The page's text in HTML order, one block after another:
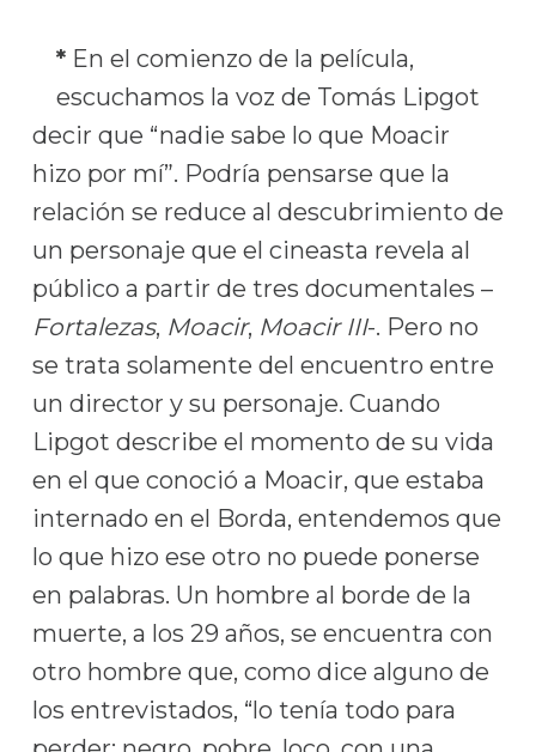
*En el comienzo de la película,
escuchamos la voz de Tomás Lipgot
decir que “nadie sabe lo que Moacir
hizo por mí”. Podría pensarse que la
relación se reduce al descubrimiento de
un personaje que el cineasta revela al
público a partir de tres documentales –
Fortalezas, Moacir, Moacir III-. Pero no
se trata solamente del encuentro entre
un director y su personaje. Cuando
Lipgot describe el momento de su vida
en el que conoció a Moacir, que estaba
internado en el Borda, entendemos que
lo que hizo ese otro no puede ponerse
en palabras. Un hombre al borde de la
muerte, a los 29 años, se encuentra con
otro hombre que, como dice alguno de
los entrevistados, “lo tenía todo para